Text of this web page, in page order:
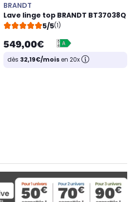
BRANDT
Lave linge top BRANDT BT37038Q
5/5(1)
549,00€
dès 32,19€/moisen 20x